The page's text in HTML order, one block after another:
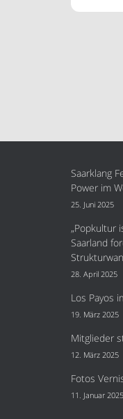
Saarklang
Power im
25. Juni 2025
„Popkultur
Saarland
28. April 2025
Los Payos
19. März 2025
Mitglieder
12. März 2025
Fotos
11. Januar 2025